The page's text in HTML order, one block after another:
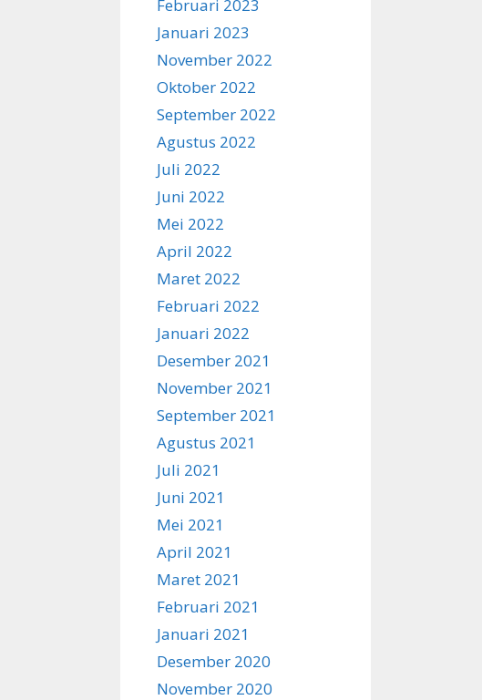
Februari 2023
Januari 2023
November 2022
Oktober 2022
September 2022
Agustus 2022
Juli 2022
Juni 2022
Mei 2022
April 2022
Maret 2022
Februari 2022
Januari 2022
Desember 2021
November 2021
September 2021
Agustus 2021
Juli 2021
Juni 2021
Mei 2021
April 2021
Maret 2021
Februari 2021
Januari 2021
Desember 2020
November 2020